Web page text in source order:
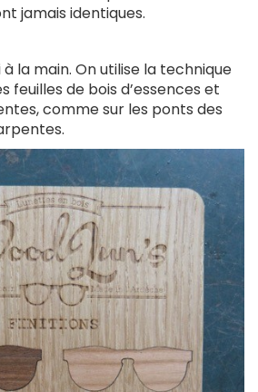
jamais identiques.
la main. On utilise la technique
feuilles de bois d’essences et
comme sur les ponts des